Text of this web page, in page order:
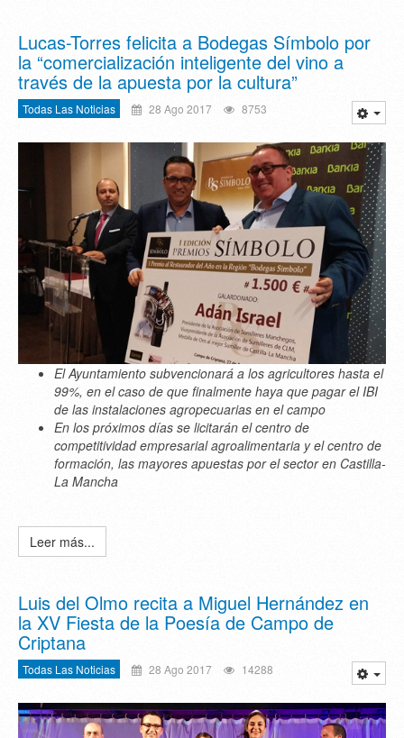
Lucas-Torres felicita a Bodegas Símbolo por
la “comercialización inteligente del vino a
través de la apuesta por la cultura”
Todas Las Noticias 28 Ago 2017 8753
El Ayuntamiento subvencionará a los agricultores hasta el
99%, en el caso de que finalmente haya que pagar el IBI
de las instalaciones agropecuarias en el campo
En los próximos días se licitarán el centro de
competitividad empresarial agroalimentaria y el centro de
formación, las mayores apuestas por el sector en Castilla-
La Mancha
Leer más...
Luis del Olmo recita a Miguel Hernández en
la XV Fiesta de la Poesía de Campo de
Criptana
Todas Las Noticias 28 Ago 2017 14288